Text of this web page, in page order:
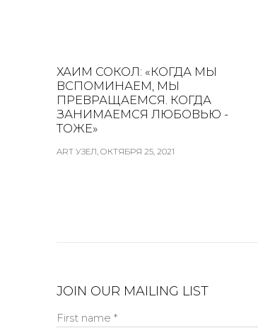
ХАИМ СОКОЛ: «КОГДА МЫ
ВСПОМИНАЕМ, МЫ
ПРЕВРАЩАЕМСЯ. КОГДА
ЗАНИМАЕМСЯ ЛЮБОВЬЮ -
ТОЖЕ»
ART УЗЕЛ, ОКТЯБРЯ 25, 2021
JOIN OUR MAILING LIST
First name *